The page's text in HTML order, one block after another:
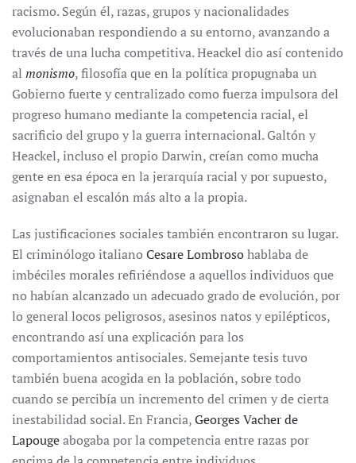
racismo. Según él, razas, grupos y nacionalidades
evolucionaban respondiendo a su entorno, avanzando a
través de una lucha competitiva. Heackel dio así contenido
al monismo, filosofía que en la política propugnaba un
Gobierno fuerte y centralizado como fuerza impulsora del
progreso humano mediante la competencia racial, el
sacrificio del grupo y la guerra internacional. Galtón y
Heackel, incluso el propio Darwin, creían como mucha
gente en esa época en la jerarquía racial y por supuesto,
asignaban el escalón más alto a la propia.
Las justificaciones sociales también encontraron su lugar.
El criminólogo italiano Cesare Lombrosohablaba de
imbéciles morales refiriéndose a aquellos individuos que
no habían alcanzado un adecuado grado de evolución, por
lo general locos peligrosos, asesinos natos y epilépticos,
encontrando así una explicación para los
comportamientos antisociales. Semejante tesis tuvo
también buena acogida en la población, sobre todo
cuando se percibía un incremento del crimen y de cierta
inestabilidad social. En Francia,Georges Vacher de
Lapougeabogaba por la competencia entre razas por